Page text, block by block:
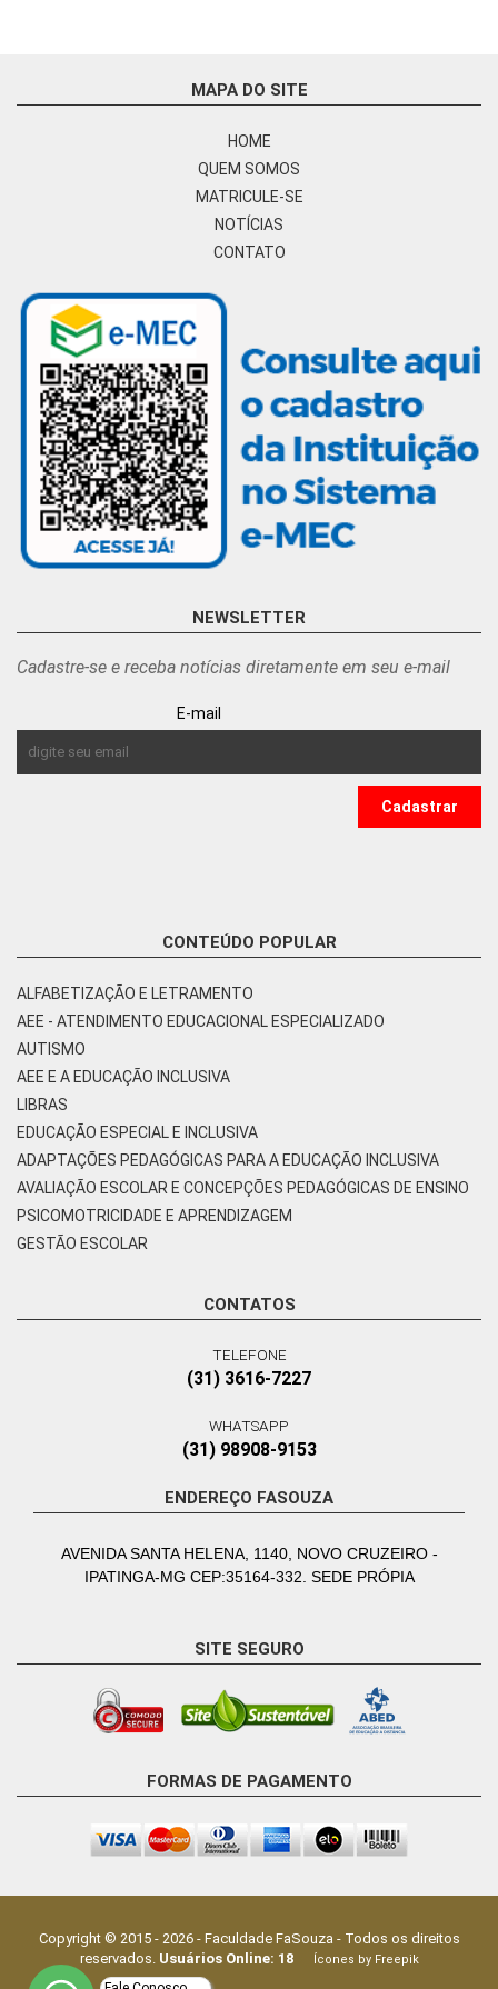
MAPA DO SITE
HOME
QUEM SOMOS
MATRICULE-SE
NOTÍCIAS
CONTATO
NEWSLETTER
Cadastre-se e receba notícias diretamente em seu e-mail
E-mail
CONTEÚDO POPULAR
ALFABETIZAÇÃO E LETRAMENTO
AEE - ATENDIMENTO EDUCACIONAL ESPECIALIZADO
AUTISMO
AEE E A EDUCAÇÃO INCLUSIVA
LIBRAS
EDUCAÇÃO ESPECIAL E INCLUSIVA
ADAPTAÇÕES PEDAGÓGICAS PARA A EDUCAÇÃO INCLUSIVA
AVALIAÇÃO ESCOLAR E CONCEPÇÕES PEDAGÓGICAS DE ENSINO
PSICOMOTRICIDADE E APRENDIZAGEM
GESTÃO ESCOLAR
CONTATOS
TELEFONE
(31) 3616-7227
WHATSAPP
(31) 98908-9153
ENDEREÇO FASOUZA
AVENIDA SANTA HELENA, 1140, NOVO CRUZEIRO -
IPATINGA-MG CEP:35164-332. SEDE PRÓPIA
SITE SEGURO
FORMAS DE PAGAMENTO
Copyright © 2015 - 2026- Faculdade FaSouza - Todos os direitos
reservados. Usuários Online: 18Ícones by Freepik